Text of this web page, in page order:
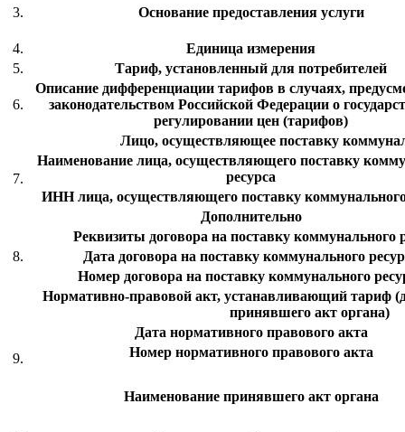
3. Основание предоставления услуги
4.
Единица измерения
5.
Тариф, установленный для потребителей
6.
Описание дифференциации тарифов в случаях,
законодательством Российской Федерации о
регулировании цен (тарифов)
7.
Лицо, осуществляющее поставку
Наименование лица, осуществляющего поставку
ресурса
ИНН лица, осуществляющего поставку коммунального
Дополнительно
8.
Реквизиты договора на поставку коммунального
Дата договора на поставку коммунального
Номер договора на поставку коммунального
9.
Нормативно-правовой акт, устанавливающий тариф
принявшего акт органа)
Дата нормативного правового акта
Номер нормативного правового акта
Наименование принявшего акт органа